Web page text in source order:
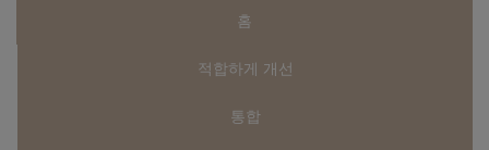
홈
적합하게 개선
통합